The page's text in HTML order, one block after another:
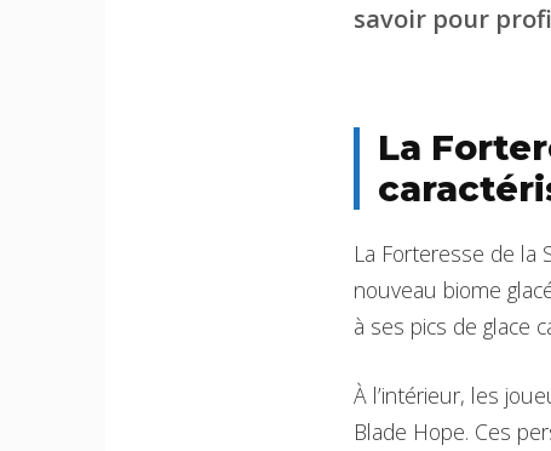
savoir pour
La
La Forteresse de la
nouveau biome
à ses pics de glace
À l’intérieur, les
Blade Hope. Ces